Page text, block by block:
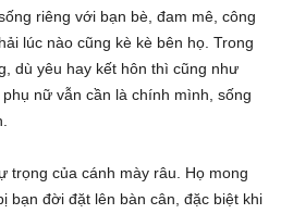
riêng với bạn bè, đam mê, công
lúc nào cũng kè kè bên họ. Trong
dù yêu hay kết hôn thì cũng như
nữ vẫn cần là chính mình, sống
trọng của cánh mày râu. Họ mong
bạn đời đặt lên bàn cân, đặc biệt khi